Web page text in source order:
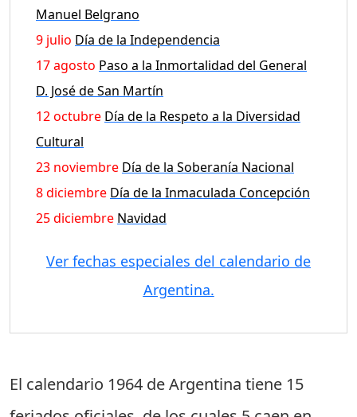
Manuel Belgrano
9 julio Día de la Independencia
17 agosto Paso a la Inmortalidad del General
D. José de San Martín
12 octubre Día de la Respeto a la Diversidad
Cultural
23 noviembre Día de la Soberanía Nacional
8 diciembre Día de la Inmaculada Concepción
25 diciembre Navidad
Ver fechas especiales del calendario de
Argentina.
El calendario 1964 de Argentina tiene 15